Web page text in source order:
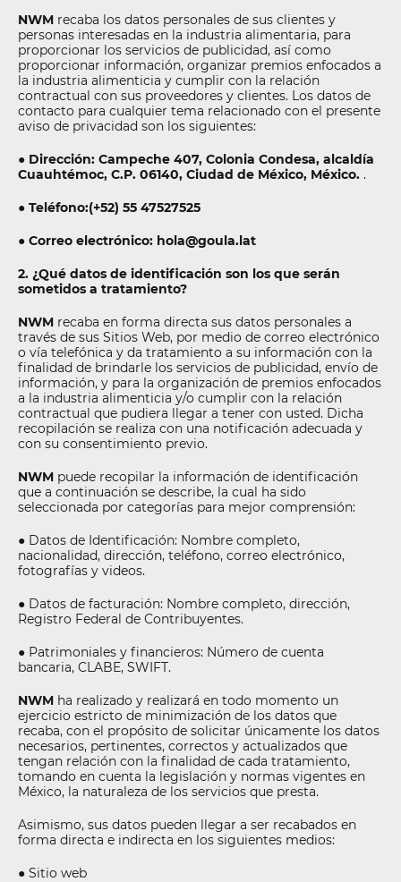
NWM recaba los datos personales de sus clientes y
personas interesadas en la industria alimentaria, para
proporcionar los servicios de publicidad, así como
proporcionar información, organizar premios enfocados a
la industria alimenticia y cumplir con la relación
contractual con sus proveedores y clientes. Los datos de
contacto para cualquier tema relacionado con el presente
aviso de privacidad son los siguientes:
● Dirección: Campeche 407, Colonia Condesa, alcaldía
Cuauhtémoc, C.P. 06140, Ciudad de México, México. .
● Teléfono:(+52) 55 47527525
● Correo electrónico: hola@goula.lat
2. ¿Qué datos de identificación son los que serán
sometidos a tratamiento?
NWM recaba en forma directa sus datos personales a
través de sus Sitios Web, por medio de correo electrónico
o vía telefónica y da tratamiento a su información con la
finalidad de brindarle los servicios de publicidad, envío de
información, y para la organización de premios enfocados
a la industria alimenticia y/o cumplir con la relación
contractual que pudiera llegar a tener con usted. Dicha
recopilación se realiza con una notificación adecuada y
con su consentimiento previo.
NWM puede recopilar la información de identificación
que a continuación se describe, la cual ha sido
seleccionada por categorías para mejor comprensión:
● Datos de Identificación: Nombre completo,
nacionalidad, dirección, teléfono, correo electrónico,
fotografías y videos.
● Datos de facturación: Nombre completo, dirección,
Registro Federal de Contribuyentes.
● Patrimoniales y financieros: Número de cuenta
bancaria, CLABE, SWIFT.
NWM ha realizado y realizará en todo momento un
ejercicio estricto de minimización de los datos que
recaba, con el propósito de solicitar únicamente los datos
necesarios, pertinentes, correctos y actualizados que
tengan relación con la finalidad de cada tratamiento,
tomando en cuenta la legislación y normas vigentes en
México, la naturaleza de los servicios que presta.
Asimismo, sus datos pueden llegar a ser recabados en
forma directa e indirecta en los siguientes medios:
● Sitio web